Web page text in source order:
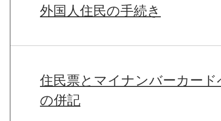
外国人住民の手続き
住民票とマイナンバーカー
の併記